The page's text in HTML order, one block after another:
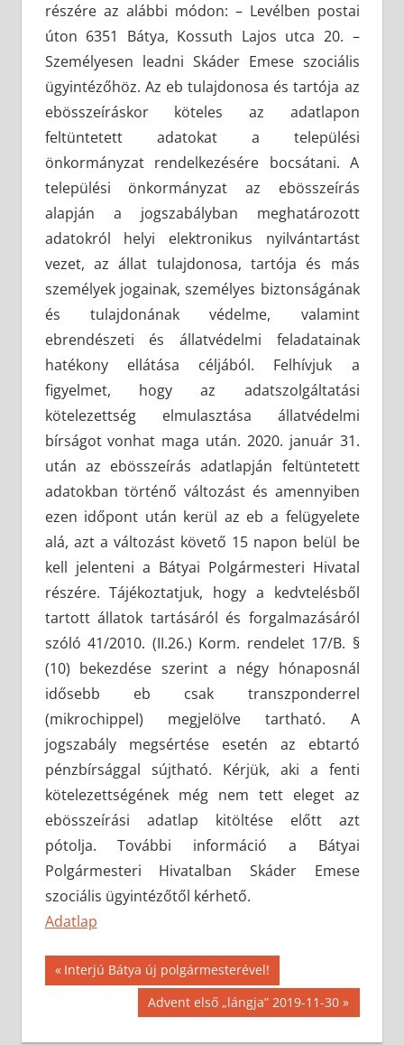
részére az alábbi módon: – Levélben postai
úton 6351 Bátya, Kossuth Lajos utca 20. –
Személyesen leadni Skáder Emese szociális
ügyintézőhöz. Az eb tulajdonosa és tartója az
ebösszeíráskor köteles az adatlapon
feltüntetett adatokat a települési
önkormányzat rendelkezésére bocsátani. A
települési önkormányzat az ebösszeírás
alapján a jogszabályban meghatározott
adatokról helyi elektronikus nyilvántartást
vezet, az állat tulajdonosa, tartója és más
személyek jogainak, személyes biztonságának
és tulajdonának védelme, valamint
ebrendészeti és állatvédelmi feladatainak
hatékony ellátása céljából. Felhívjuk a
figyelmet, hogy az adatszolgáltatási
kötelezettség elmulasztása állatvédelmi
bírságot vonhat maga után. 2020. január 31.
után az ebösszeírás adatlapján feltüntetett
adatokban történő változást és amennyiben
ezen időpont után kerül az eb a felügyelete
alá, azt a változást követő 15 napon belül be
kell jelenteni a Bátyai Polgármesteri Hivatal
részére. Tájékoztatjuk, hogy a kedvtelésből
tartott állatok tartásáról és forgalmazásáról
szóló 41/2010. (II.26.) Korm. rendelet 17/B. §
(10) bekezdése szerint a négy hónaposnál
idősebb eb csak transzponderrel
(mikrochippel) megjelölve tartható. A
jogszabály megsértése esetén az ebtartó
pénzbírsággal sújtható. Kérjük, aki a fenti
kötelezettségének még nem tett eleget az
ebösszeírási adatlap kitöltése előtt azt
pótolja. További információ a Bátyai
Polgármesteri Hivatalban Skáder Emese
szociális ügyintézőtől kérhető.
Adatlap
Bejegyzés
navigáció
Previous
Post:
Interjú Bátya új polgármesterével!
Next
Post:
Advent első „lángja” 2019-11-30